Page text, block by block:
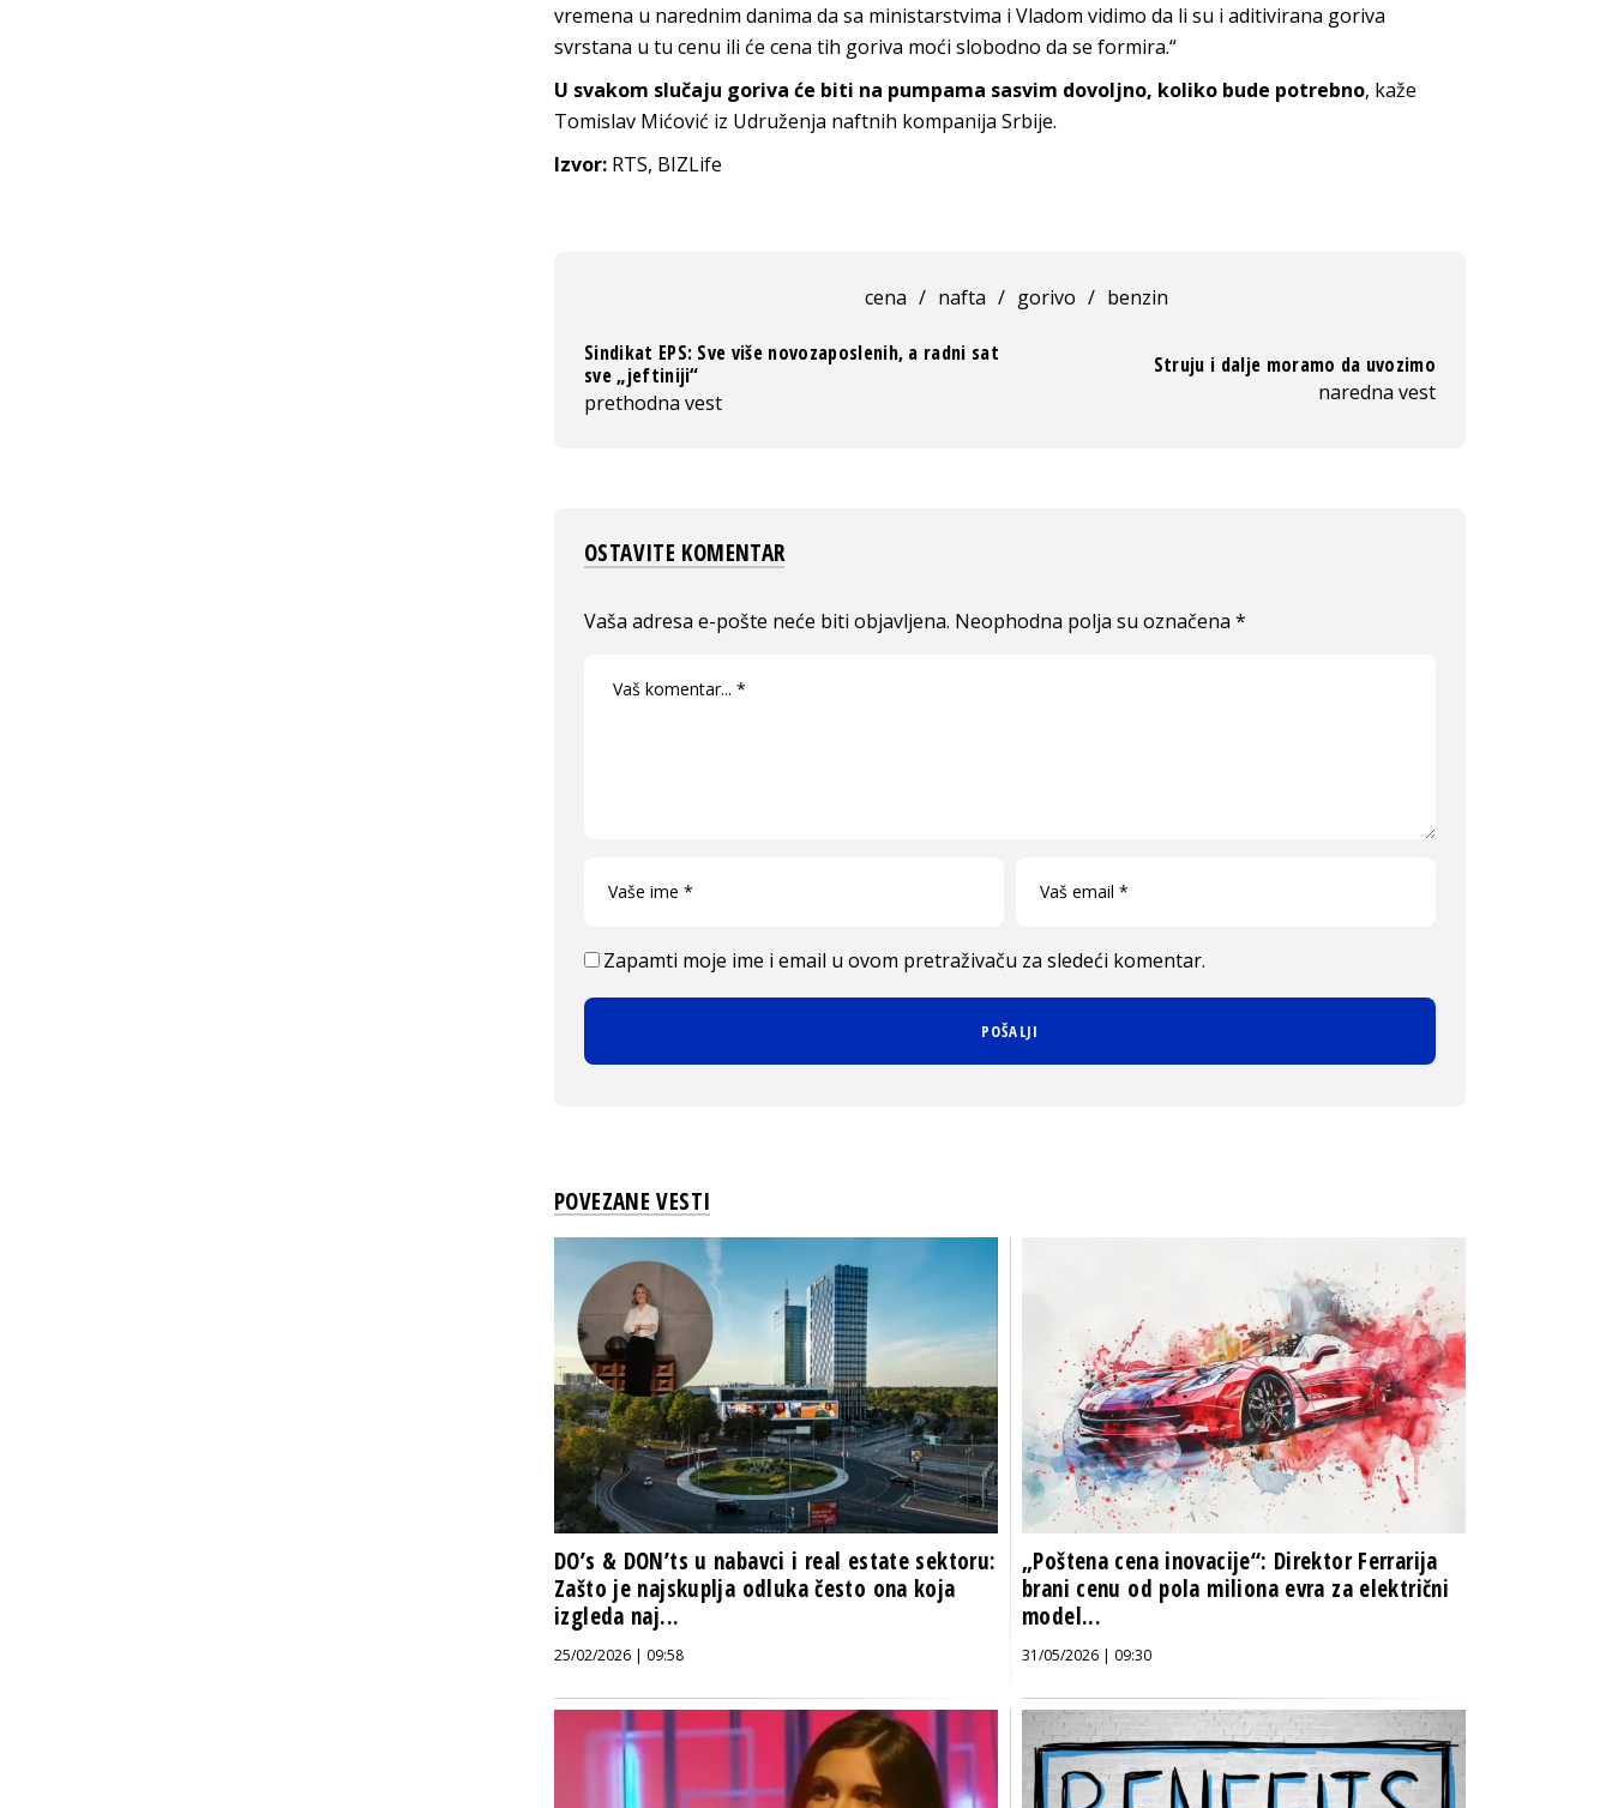
vremena u narednim danima da sa ministarstvima i Vladom vidimo da li su i aditivirana goriva
svrstana u tu cenu ili će cena tih goriva moći slobodno da se formira.“
U svakom slučaju goriva će biti na pumpama sasvim dovoljno, koliko bude potrebno, kaže
Tomislav Mićović iz Udruženja naftnih kompanija Srbije.
Izvor: RTS, BIZLife
cena / nafta / gorivo / benzin
Sindikat EPS: Sve više novozaposlenih, a radni sat
sve „jeftiniji“
prethodna vest
Struju i dalje moramo da uvozimo
naredna vest
OSTAVITE KOMENTAR
Vaša adresa e-pošte neće biti objavljena. Neophodna polja su označena *
Zapamti moje ime i email u ovom pretraživaču za sledeći komentar.
POVEZANE VESTI
DO’s & DON’ts u nabavci i real estate sektoru:
Zašto je najskuplja odluka često ona koja
izgleda naj...
25/02/2026 | 09:58
„Poštena cena inovacije“: Direktor Ferrarija
brani cenu od pola miliona evra za električni
model...
31/05/2026 | 09:30